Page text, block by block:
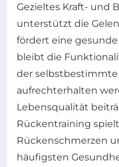
Gezieltes Kraft- und
unterstützt die
fördert eine
bleibt die
der
aufrechterhalten
Lebensqualität
Rückentraining
Rückenschmerzen
häufigsten